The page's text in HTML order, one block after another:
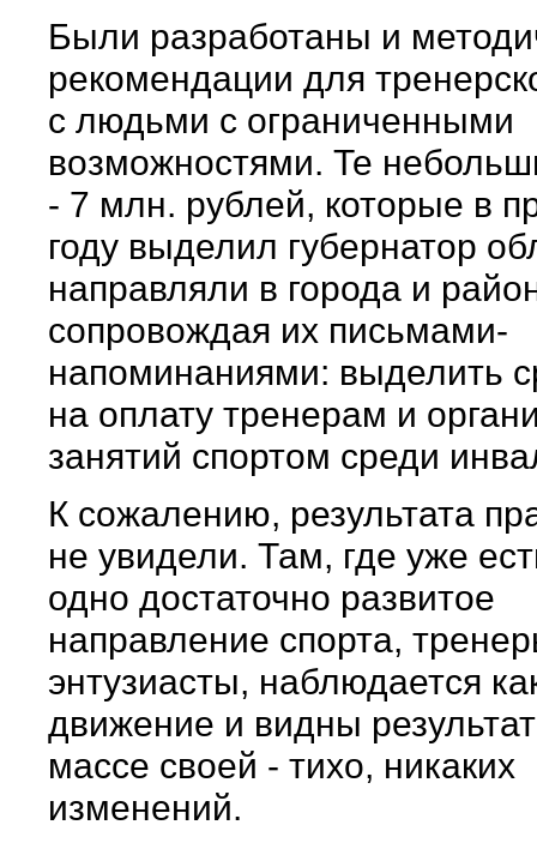
Были разработаны и
рекомендации для
с людьми с ограниченными
возможностями. Те
- 7 млн. рублей, которые в
году выделил губернатор
направляли в города и
сопровождая их письмами-
напоминаниями: выделить
на оплату тренерам и
занятий спортом среди
К сожалению, результата
не увидели. Там, где уже
одно достаточно развитое
направление спорта,
энтузиасты, наблюдается
движение и видны
массе своей - тихо, никаких
изменений.